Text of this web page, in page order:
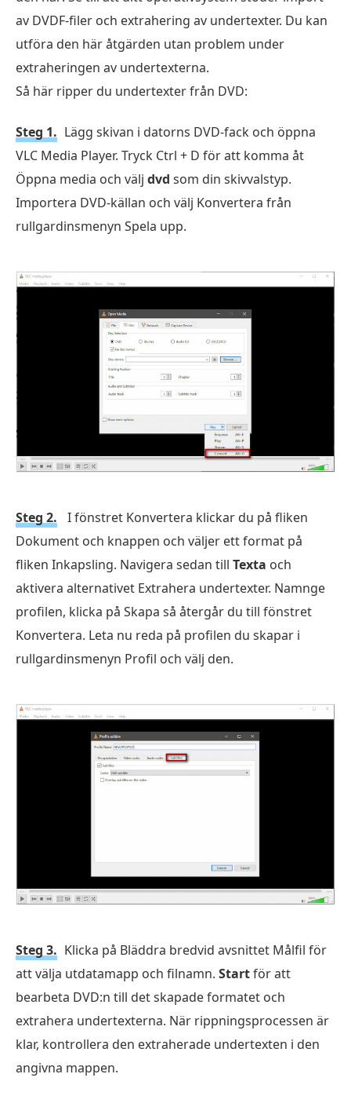
av DVDF-filer och extrahering av undertexter. Du kan
utföra den här åtgärden utan problem under
extraheringen av undertexterna.
Så här ripper du undertexter från DVD:
Steg 1. Lägg skivan i datorns DVD-fack och öppna
VLC Media Player. Tryck Ctrl + D för att komma åt
Öppna media och välj dvd som din skivvalstyp.
Importera DVD-källan och välj Konvertera från
rullgardinsmenyn Spela upp.
Steg 2.
I fönstret Konvertera klickar du på fliken
Dokument och knappen och väljer ett format på
fliken Inkapsling. Navigera sedan till Texta och
aktivera alternativet Extrahera undertexter. Namnge
profilen, klicka på Skapa så återgår du till fönstret
Konvertera. Leta nu reda på profilen du skapar i
rullgardinsmenyn Profil och välj den.
Steg 3. Klicka på Bläddra bredvid avsnittet Målfil för
att välja utdatamapp och filnamn. Startför att
bearbeta DVD:n till det skapade formatet och
extrahera undertexterna. När rippningsprocessen är
klar, kontrollera den extraherade undertexten i den
angivna mappen.